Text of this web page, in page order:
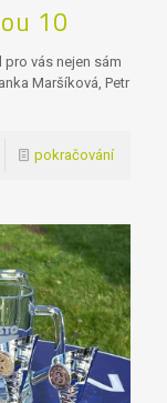
10
vás nejen sám
Maršíková, Petr
pokračování